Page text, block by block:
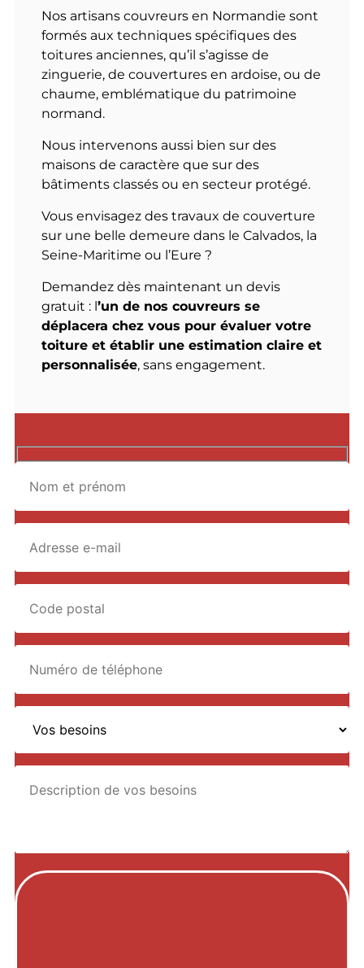
Nos artisans couvreurs en Normandie sont
formés aux techniques spécifiques des
toitures anciennes, qu’il s’agisse de
zinguerie, de couvertures en ardoise, ou de
chaume, emblématique du patrimoine
normand.
Nous intervenons aussi bien sur des
maisons de caractère que sur des
bâtiments classés ou en secteur protégé.
Vous envisagez des travaux de couverture
sur une belle demeure dans le Calvados, la
Seine-Maritime ou l’Eure ?
Demandez dès maintenant un devis
gratuit : l’un de nos couvreurs se
déplacera chez vous pour évaluer votre
toiture et établir une estimation claire et
personnalisée, sans engagement.